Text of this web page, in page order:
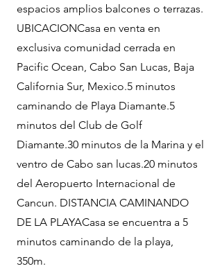
espacios amplios balcones o terrazas.
UBICACIONCasa en venta en
exclusiva comunidad cerrada en
Pacific Ocean, Cabo San Lucas, Baja
California Sur, Mexico.5 minutos
caminando de Playa Diamante.5
minutos del Club de Golf
Diamante.30 minutos de la Marina y el
ventro de Cabo san lucas.20 minutos
del Aeropuerto Internacional de
Cancun. DISTANCIA CAMINANDO
DE LA PLAYACasa se encuentra a 5
minutos caminando de la playa,
350m.